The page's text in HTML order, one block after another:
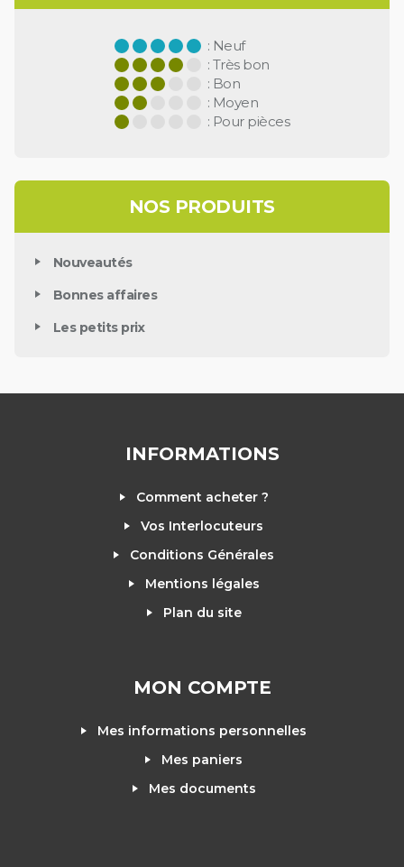
: Neuf
: Très bon
: Bon
: Moyen
: Pour pièces
NOS PRODUITS
Nouveautés
Bonnes affaires
Les petits prix
INFORMATIONS
Comment acheter ?
Vos Interlocuteurs
Conditions Générales
Mentions légales
Plan du site
MON COMPTE
Mes informations personnelles
Mes paniers
Mes documents